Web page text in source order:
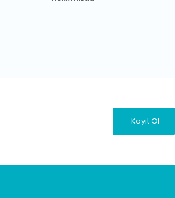
Kayıt Ol